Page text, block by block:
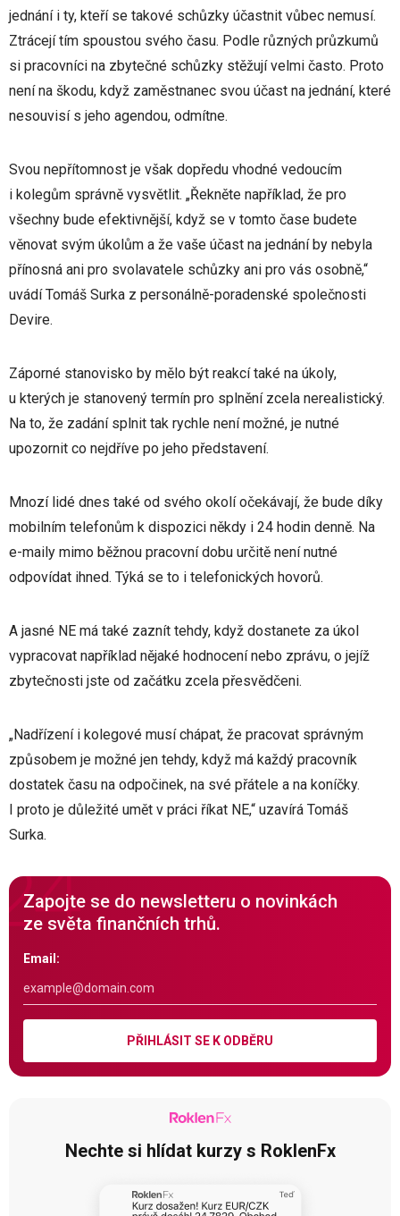
jednání i ty, kteří se takové schůzky účastnit vůbec nemusí.
Ztrácejí tím spoustou svého času. Podle různých průzkumů
si pracovníci na zbytečné schůzky stěžují velmi často. Proto
není na škodu, když zaměstnanec svou účast na jednání, které
nesouvisí s jeho agendou, odmítne.
Svou nepřítomnost je však dopředu vhodné vedoucím
i kolegům správně vysvětlit. „Řekněte například, že pro
všechny bude efektivnější, když se v tomto čase budete
věnovat svým úkolům a že vaše účast na jednání by nebyla
přínosná ani pro svolavatele schůzky ani pro vás osobně,“
uvádí Tomáš Surka z personálně-poradenské společnosti
Devire.
Záporné stanovisko by mělo být reakcí také na úkoly,
u kterých je stanovený termín pro splnění zcela nerealistický.
Na to, že zadání splnit tak rychle není možné, je nutné
upozornit co nejdříve po jeho představení.
Mnozí lidé dnes také od svého okolí očekávají, že bude díky
mobilním telefonům k dispozici někdy i 24 hodin denně. Na
e-maily mimo běžnou pracovní dobu určitě není nutné
odpovídat ihned. Týká se to i telefonických hovorů.
A jasné NE má také zaznít tehdy, když dostanete za úkol
vypracovat například nějaké hodnocení nebo zprávu, o jejíž
zbytečnosti jste od začátku zcela přesvědčeni.
„Nadřízení i kolegové musí chápat, že pracovat správným
způsobem je možné jen tehdy, když má každý pracovník
dostatek času na odpočinek, na své přátele a na koníčky.
I proto je důležité umět v práci říkat NE,“ uzavírá Tomáš
Surka.
Zapojte se do newsletteru o novinkách
ze světa finančních trhů.
Email:
PŘIHLÁSIT SE K ODBĚRU
Nechte si hlídat kurzy s RoklenFx